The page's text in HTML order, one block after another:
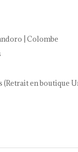
| Colombe
(Retrait en boutique